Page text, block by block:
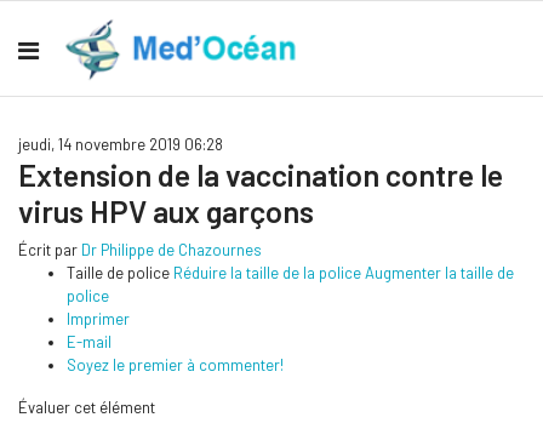
jeudi, 14 novembre 2019 06:28
Extension de la vaccination contre le
virus HPV aux garçons
Écrit par Dr Philippe de Chazournes
Taille de police Réduire la taille de la policeAugmenter la taille de
police
Imprimer
E-mail
Soyez le premier à commenter!
Évaluer cet élément